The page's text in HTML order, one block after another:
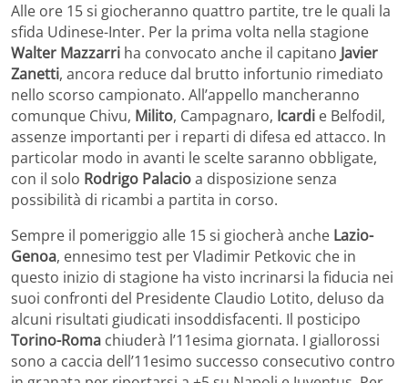
Alle ore 15 si giocheranno quattro partite, tre le quali la
sfida Udinese-Inter. Per la prima volta nella stagione
Walter Mazzarri ha convocato anche il capitano Javier
Zanetti, ancora reduce dal brutto infortunio rimediato
nello scorso campionato. All’appello mancheranno
comunque Chivu, Milito, Campagnaro, Icardi e Belfodil,
assenze importanti per i reparti di difesa ed attacco. In
particolar modo in avanti le scelte saranno obbligate,
con il solo Rodrigo Palacioa disposizione senza
possibilità di ricambi a partita in corso.
Sempre il pomeriggio alle 15 si giocherà anche Lazio-
Genoa, ennesimo test per Vladimir Petkovic che in
questo inizio di stagione ha visto incrinarsi la fiducia nei
suoi confronti del Presidente Claudio Lotito, deluso da
alcuni risultati giudicati insoddisfacenti. Il posticipo
Torino-Roma chiuderà l’11esima giornata. I giallorossi
sono a caccia dell’11esimo successo consecutivo contro